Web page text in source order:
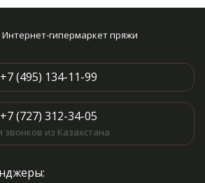
гипермаркет пряжи
+7 (495) 134-11-99
+7 (727) 312-34-05
звонков из Казахстана